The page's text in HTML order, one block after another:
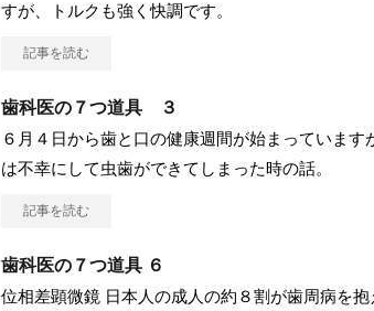
すが、トルクも強く快調です。
記事を読む
歯科医の７つ道具 ３
６月４日から歯と口の健康週間が始まっています
は不幸にして虫歯ができてしまった時の話。
記事を読む
歯科医の７つ道具 ６
位相差顕微鏡 日本人の成人の約８割が歯周病を抱